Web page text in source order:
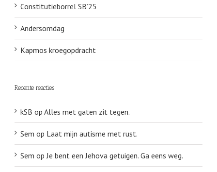
Constitutieborrel SB’25
Andersomdag
Kapmos kroegopdracht
Recente reacties
kSB op Alles met gaten zit tegen.
Sem op Laat mijn autisme met rust.
Sem opJe bent een Jehova getuigen. Ga eens weg.